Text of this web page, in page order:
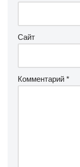
Сайт
Комментарий *